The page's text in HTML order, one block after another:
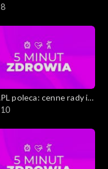
poleca: cenne rady i